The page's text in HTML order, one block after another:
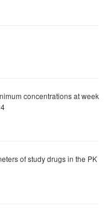
concentrations at week
of study drugs in the PK